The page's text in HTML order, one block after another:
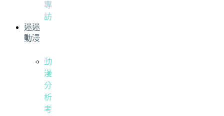
專
訪
迷迷
動漫
動
漫
分
析
考